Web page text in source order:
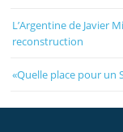
L’Argentine de Javier
reconstruction
«Quelle place pour un